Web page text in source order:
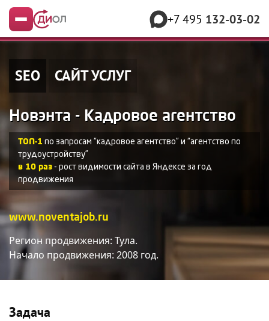
Меню +7 495 132-03-02
SEO САЙТ УСЛУГ
Новэнта - Кадровое агентство
ТОП-1 по запросам “кадровое агентство” и “агентство по
трудоустройству”
в 10 раз - рост видимости сайта в Яндексе за год
продвижения
www.noventajob.ru
Регион продвижения: Тула.
Начало продвижения: 2008 год.
Задача